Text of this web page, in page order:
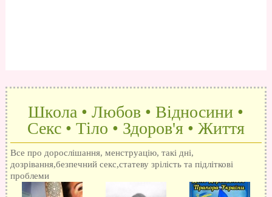
Школа • Любов • Відносини •
Секс • Тіло • Здоров'я • Життя
Все про дорослішання, менструацію, такі дні,
дозрівання,безпечний секс,статеву зрілість та підліткові
проблеми